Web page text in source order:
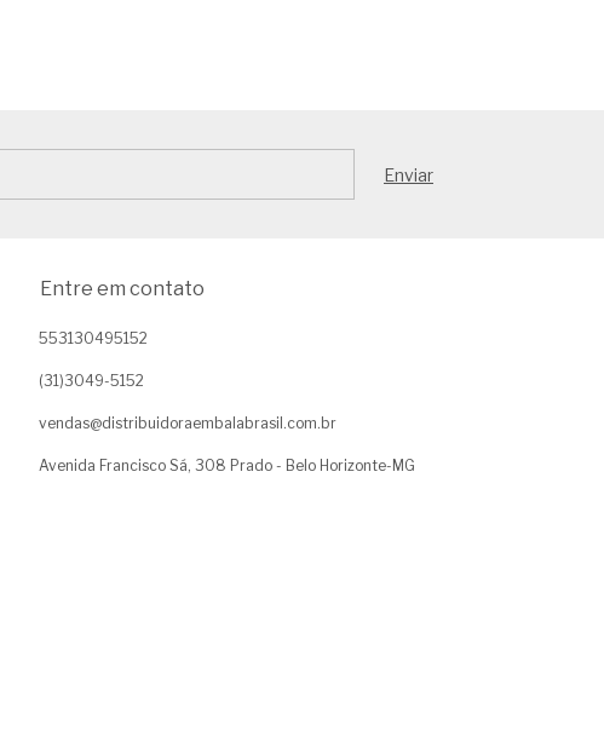
Entre em contato
553130495152
(31)3049-5152
vendas@distribuidoraembalabrasil.com.br
Avenida Francisco Sá, 308 Prado - Belo Horizonte-MG